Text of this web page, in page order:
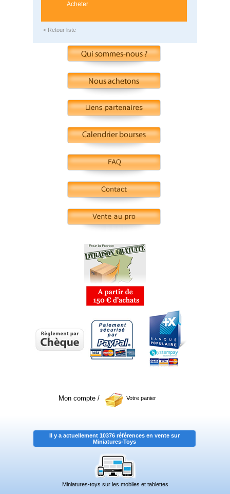
Acheter
< Retour liste
Mon compte / Votre panier
Il y a actuellement 10376 références en vente sur
Miniatures-Toys
Miniatures-toys sur les mobiles et tablettes